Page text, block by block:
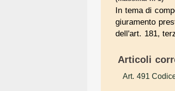
In tema di
giuramento
dell'art. 181,
Articoli
Art. 491